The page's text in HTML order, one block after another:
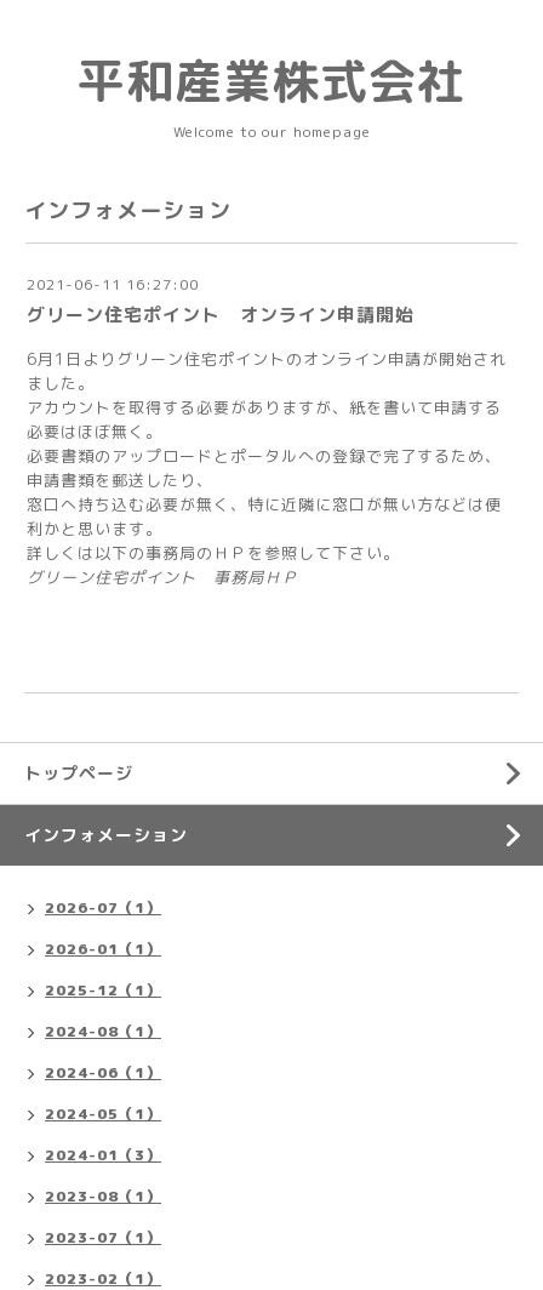
平和産業株式会社
Welcome to our homepage
インフォメーション
2021-06-11 16:27:00
グリーン住宅ポイント オンライン申請開始
6月1日よりグリーン住宅ポイントのオンライン申請が開始され
ました。
アカウントを取得する必要がありますが、紙を書いて申請する
必要はほぼ無く。
必要書類のアップロードとポータルへの登録で完了するため、
申請書類を郵送したり、
窓口へ持ち込む必要が無く、特に近隣に窓口が無い方などは便
利かと思います。
詳しくは以下の事務局のＨＰを参照して下さい。
グリーン住宅ポイント 事務局ＨＰ
トップページ
インフォメーション
2026-07（1）
2026-01（1）
2025-12（1）
2024-08（1）
2024-06（1）
2024-05（1）
2024-01（3）
2023-08（1）
2023-07（1）
2023-02（1）